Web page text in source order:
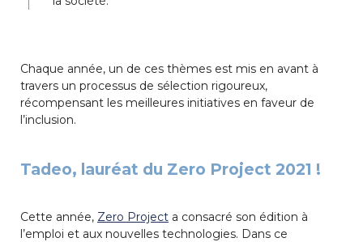
Chaque année, un de ces thèmes est mis en avant à
travers un processus de sélection rigoureux,
récompensant les meilleures initiatives en faveur de
l’inclusion.
Tadeo, lauréat du Zero Project 2021 !
Cette année, Zero Project a consacré son édition à
l’emploi et aux nouvelles technologies. Dans ce